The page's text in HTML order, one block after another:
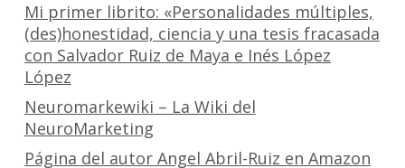
Mi primer librito: «Personalidades múltiples,
(des)honestidad, ciencia y una tesis fracasada
con Salvador Ruiz de Maya e Inés López
López
Neuromarkewiki – La Wiki del
NeuroMarketing
Página del autor Angel Abril-Ruiz en Amazon